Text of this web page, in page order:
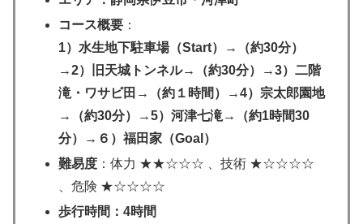
コース概要 ：
1）水生地下駐車場（Start）→（約30分）
→2）旧天城トンネル→（約30分）→3）二階
滝・ワサビ田→（約１時間）→4）宗太郎園地
→（約30分）→5）河津七滝→（約1時間30
分）→６）福田家（Goal）
難易度 ：体力 ★★☆☆☆ 、技術 ★☆☆☆☆
、危険 ★☆☆☆☆
歩行時間：4時間